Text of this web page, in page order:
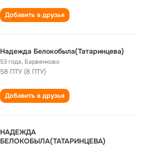
Добавить в друзья
Надежда Белокобыла(Татаринцева)
53 года, Барвенково
58 ПТУ (8 ПТУ)
Добавить в друзья
НАДЕЖДА
БЕЛОКОБЫЛА(ТАТАРИНЦЕВА)